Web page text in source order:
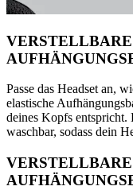
Passe das Headset an,
elastische
deines Kopfs entspricht.
waschbar, sodass dein